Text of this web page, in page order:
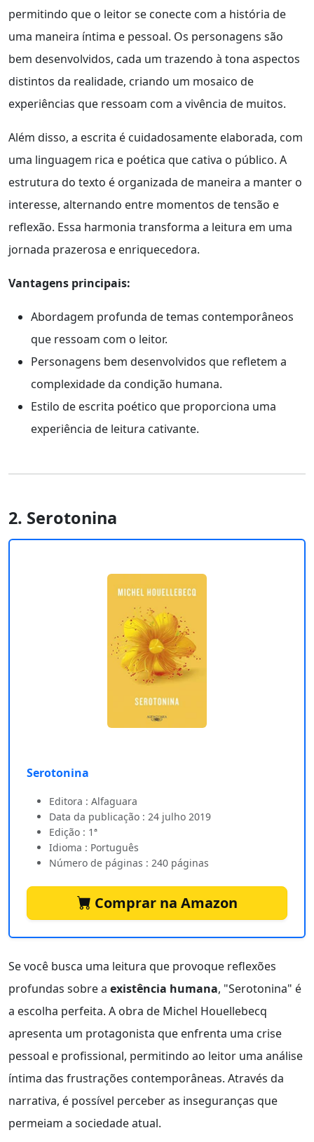
permitindo que o leitor se conecte com a história de
uma maneira íntima e pessoal. Os personagens são
bem desenvolvidos, cada um trazendo à tona aspectos
distintos da realidade, criando um mosaico de
experiências que ressoam com a vivência de muitos.
Além disso, a escrita é cuidadosamente elaborada, com
uma linguagem rica e poética que cativa o público. A
estrutura do texto é organizada de maneira a manter o
interesse, alternando entre momentos de tensão e
reflexão. Essa harmonia transforma a leitura em uma
jornada prazerosa e enriquecedora.
Vantagens principais:
Abordagem profunda de temas contemporâneos
que ressoam com o leitor.
Personagens bem desenvolvidos que refletem a
complexidade da condição humana.
Estilo de escrita poético que proporciona uma
experiência de leitura cativante.
2. Serotonina
Serotonina
Editora : Alfaguara
Data da publicação : 24 julho 2019
Edição : 1ª
Idioma : Português
Número de páginas : 240 páginas
Comprar na Amazon
Se você busca uma leitura que provoque reflexões
profundas sobre a existência humana, "Serotonina" é
a escolha perfeita. A obra de Michel Houellebecq
apresenta um protagonista que enfrenta uma crise
pessoal e profissional, permitindo ao leitor uma análise
íntima das frustrações contemporâneas. Através da
narrativa, é possível perceber as inseguranças que
permeiam a sociedade atual.